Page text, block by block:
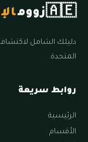
🇦🇪زووم
دليلك الشامل
المتحدة.
روابط سريعة
الرئيسية
الأقسام